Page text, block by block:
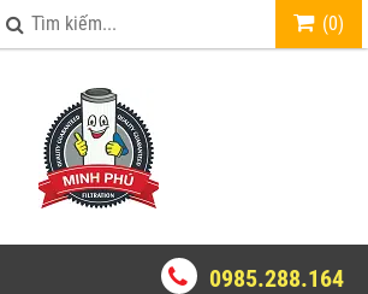
(0)
0985.288.164